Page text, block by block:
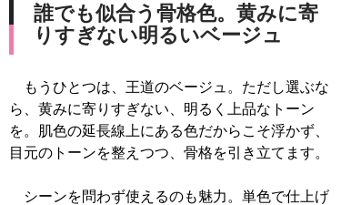
誰でも似合う骨格色。黄みに寄
りすぎない明るいベージュ
もうひとつは、王道のベージュ。ただし選ぶな
ら、黄みに寄りすぎない、明るく上品なトーン
を。肌色の延長線上にある色だからこそ浮かず、
目元のトーンを整えつつ、骨格を引き立てます。
シーンを問わず使えるのも魅力。単色で仕上げ